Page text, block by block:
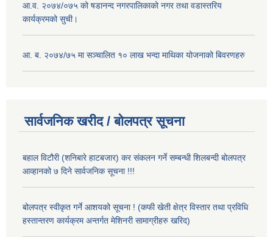
आ.व. २०७४/०७५ को षडानन्द नगरपालिकाको नगर तथा वडास्तरिय
कार्यक्रमको सुची।
आ. ब. २०७४/७५ मा सञ्चालित १० लाख भन्दा माथिका योजनाको बिवरणहरु
सार्वजनिक खरीद / बोलपत्र सूचना
बहाल विटौरी (शनिबारे हाटबजार) कर संकलन गर्ने सम्बन्धी शिलबन्दी बोलपत्र
आव्हानको ७ दिने सार्वजनिक सूचना !!!
बोलपत्र स्वीकृत गर्ने आशयको सूचना ! (कफी खेती क्षेत्र विस्तार तथा प्रविधि
हस्तान्तरण कार्यक्रम अन्तर्गत मेशिनरी सामाग्रीहरु खरिद)